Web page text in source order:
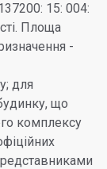
15: 004:
Площа
-
для
що
комплексу